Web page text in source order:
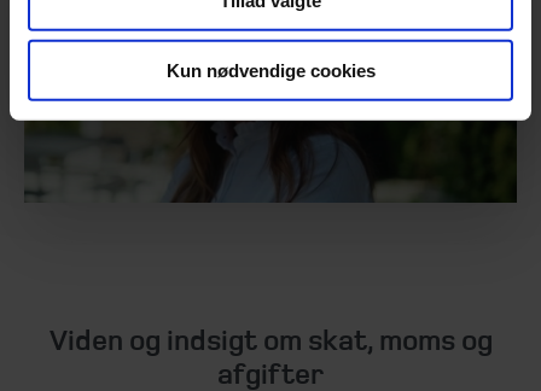
Kun nødvendige cookies
Viden og indsigt om skat, moms og
afgifter